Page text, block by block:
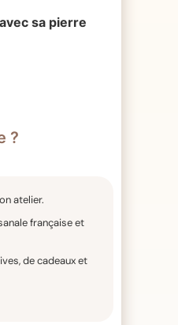
sa pierre
?
atelier.
française et
de cadeaux et